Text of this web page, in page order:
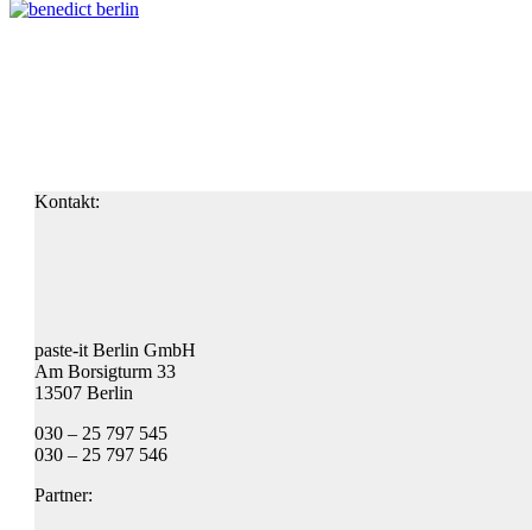
Kontakt:
paste-it Berlin GmbH
Am Borsigturm 33
13507 Berlin
030 – 25 797 545
030 – 25 797 546
Partner: